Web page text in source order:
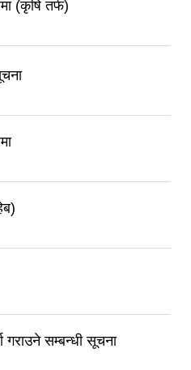
(कृषि तर्फ)
गराउने सम्बन्धी सूचना